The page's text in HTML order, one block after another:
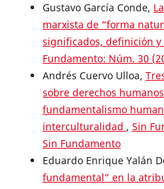
Gustavo García Conde,
marxista de “forma
significados, definición
Fundamento: Núm. 30
Andrés Cuervo Ulloa,
sobre derechos
fundamentalismo
interculturalidad , Sin
Sin Fundamento
Eduardo Enrique Yalán
fundamental” en la